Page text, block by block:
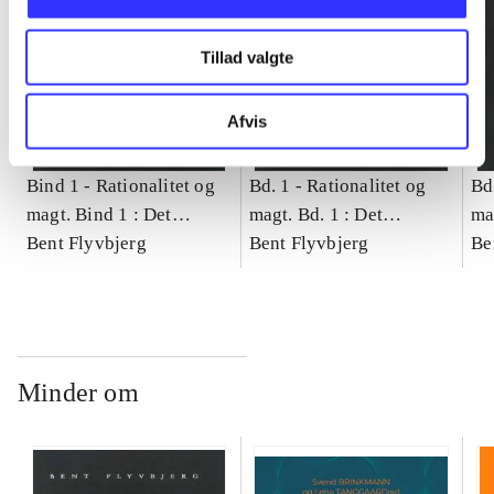
Tillad valgte
Afvis
Bind 1 - Rationalitet og
magt. Bind 1 : Det
konkretes videnskab
Bent Flyvbjerg
Bd. 1 -Rationalitet og
magt. Bd. 1 : Det
konkretes videnskab
Bent Flyvbjerg
Minder om